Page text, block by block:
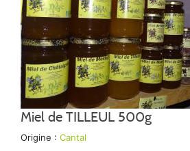
Miel de TILLEUL 500g
Origine : Cantal